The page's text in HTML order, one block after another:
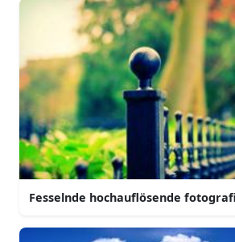
Fesselnde hochauflösende